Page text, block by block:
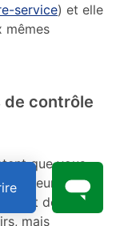
service) et elle
mêmes
de contrôle
que vous
moyen
de leurs
mais